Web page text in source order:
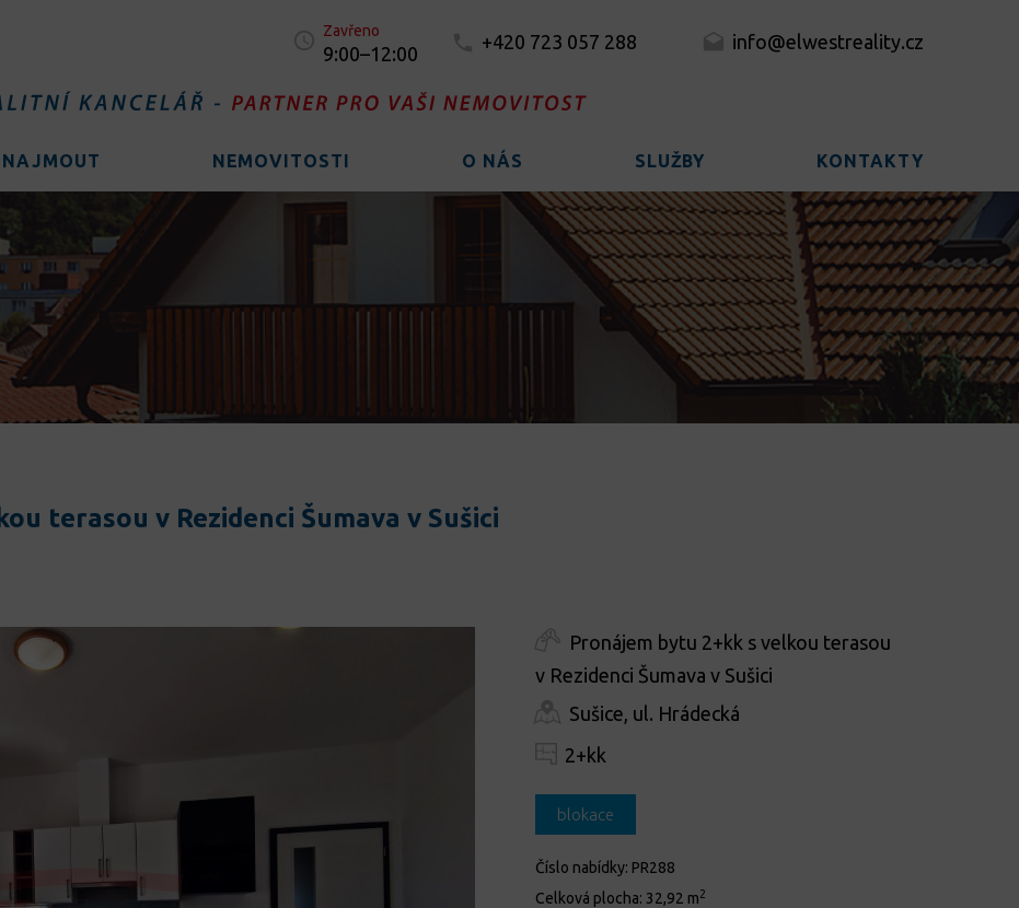
Zavřeno
9:00–12:00
+420 723 057 288 info@elwestreality.cz
NEMOVITOSTI O NÁS SLUŽBY KONTAKTY
terasou v Rezidenci Šumava v Sušici
Pronájem bytu 2+kk s velkou terasou
v Rezidenci Šumava v Sušici
Sušice, ul. Hrádecká
2+kk
blokace
Číslo nabídky: PR288
Celková plocha: 32,92 m2